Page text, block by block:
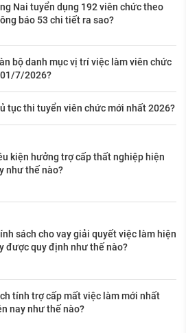
Nai tuyển dụng 192 viên chức theo
báo 53 chi tiết ra sao?
bộ danh mục vị trí việc làm viên chức
7/2026?
tục thi tuyển viên chức mới nhất 2026?
kiện hưởng trợ cấp thất nghiệp hiện
như thế nào?
sách cho vay giải quyết việc làm hiện
được quy định như thế nào?
tính trợ cấp mất việc làm mới nhất
nay như thế nào?